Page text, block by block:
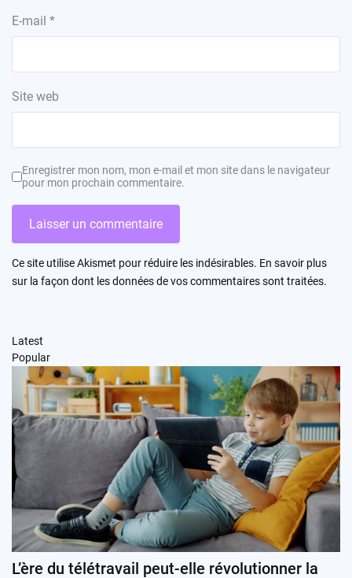
E-mail *
Site web
Enregistrer mon nom, mon e-mail et mon site dans le navigateur
pour mon prochain commentaire.
Ce site utilise Akismet pour réduire les indésirables. En savoir plus
sur la façon dont les données de vos commentaires sont traitées.
Latest
Popular
L’ère du télétravail peut-elle révolutionner la